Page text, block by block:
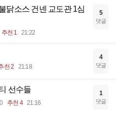
닭소스 건넨 교도관 1심
추천 1 21:22
5
댓글
천 2 21:18
4
댓글
선수들
추천 4 21:16
1
댓글